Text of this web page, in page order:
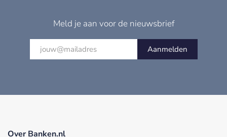
Meld je aan voor de nieuwsbrief
Aanmelden
Over Banken.nl